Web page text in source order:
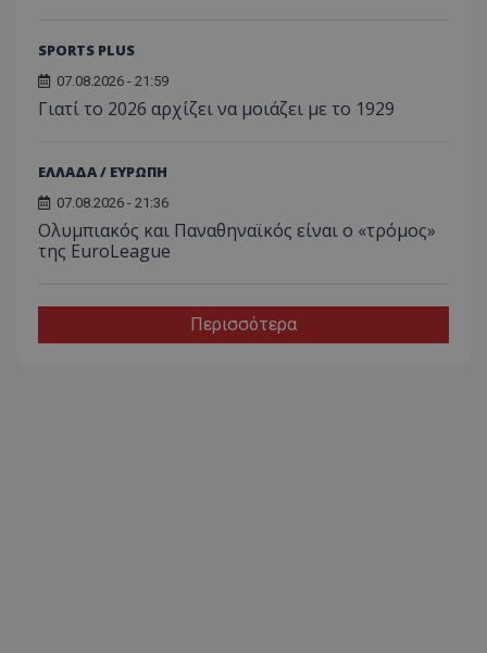
SPORTS PLUS
07.08.2026 - 21:59
Γιατί το 2026 αρχίζει να μοιάζει με το 1929
ΕΛΛΑΔΑ / ΕΥΡΩΠΗ
07.08.2026 - 21:36
Ολυμπιακός και Παναθηναϊκός είναι ο «τρόμος»
της EuroLeague
Περισσότερα